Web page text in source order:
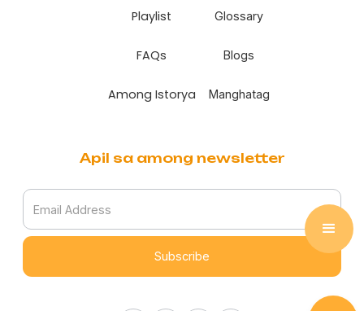
Playlist
FAQs
Among Istorya
Glossary
Blogs
Manghatag
Apil sa among newsletter